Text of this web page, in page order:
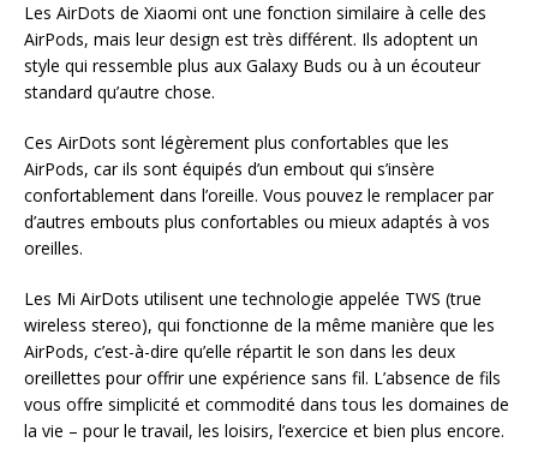
Les AirDots de Xiaomi ont une fonction similaire à celle des
AirPods, mais leur design est très différent. Ils adoptent un
style qui ressemble plus aux Galaxy Buds ou à un écouteur
standard qu’autre chose.
Ces AirDots sont légèrement plus confortables que les
AirPods, car ils sont équipés d’un embout qui s’insère
confortablement dans l’oreille. Vous pouvez le remplacer par
d’autres embouts plus confortables ou mieux adaptés à vos
oreilles.
Les Mi AirDots utilisent une technologie appelée TWS (true
wireless stereo), qui fonctionne de la même manière que les
AirPods, c’est-à-dire qu’elle répartit le son dans les deux
oreillettes pour offrir une expérience sans fil. L’absence de fils
vous offre simplicité et commodité dans tous les domaines de
la vie – pour le travail, les loisirs, l’exercice et bien plus encore.